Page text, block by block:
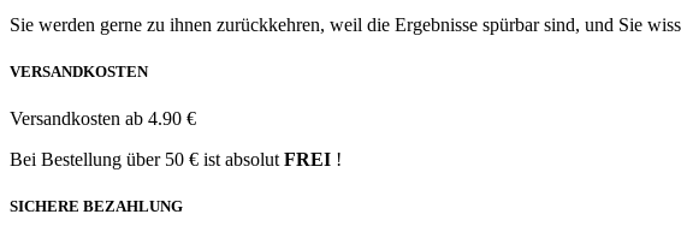
Sie werden gerne zu ihnen zurückkehren, weil die Ergebnisse spürbar sind, und Sie
VERSANDKOSTEN
Versandkosten ab 4.90 €
Bei Bestellung über 50 € ist absolut FREI !
SICHERE BEZAHLUNG